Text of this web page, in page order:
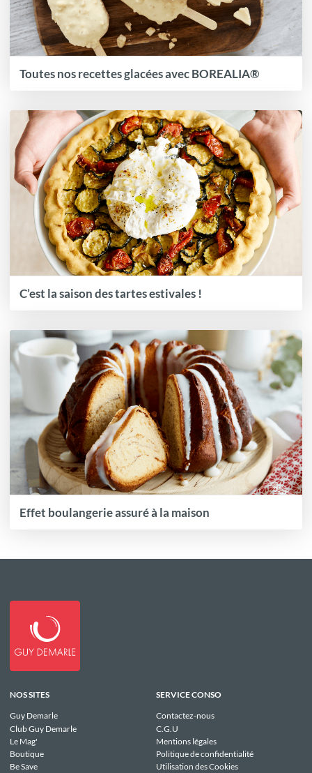
Toutes nos recettes glacées avec BOREALIA®
C’est la saison des tartes estivales !
Effet boulangerie assuré à la maison
NOS SITES
Guy Demarle
Club Guy Demarle
Le Mag'
Boutique
Be Save
SERVICE CONSO
Contactez-nous
C.G.U
Mentions légales
Politique de confidentialité
Utilisation des Cookies